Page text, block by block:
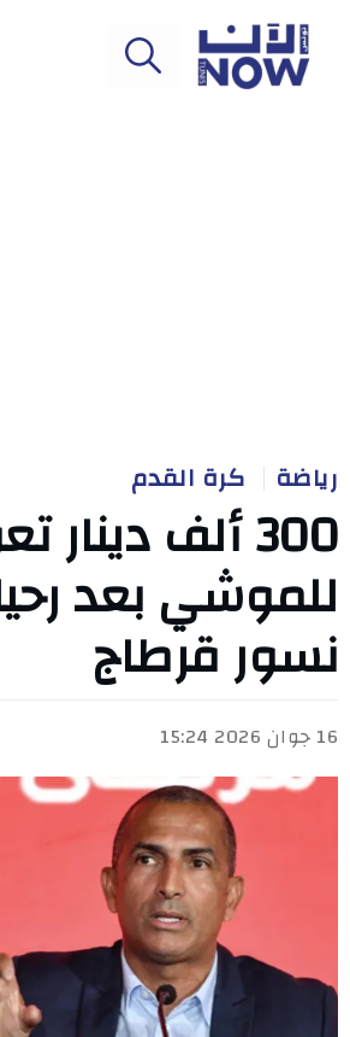
رياضة كرة القدم
300 ألف دينار
للموشي بعد
نسور قرطاج
16 جوان 2026 15:24